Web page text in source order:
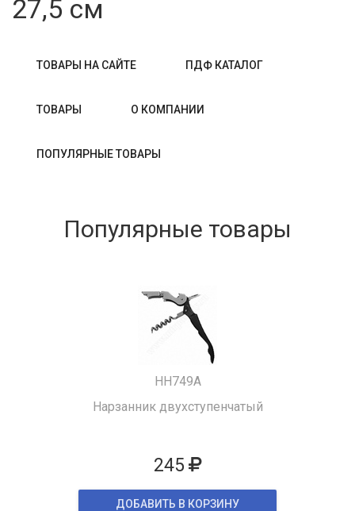
27,5 см
ТОВАРЫ НА САЙТЕ ПДФ КАТАЛОГ
ТОВАРЫ О КОМПАНИИ
ПОПУЛЯРНЫЕ ТОВАРЫ
Популярные товары
HH749A
Нарзанник двухступенчатый
245
ДОБАВИТЬ В КОРЗИНУ